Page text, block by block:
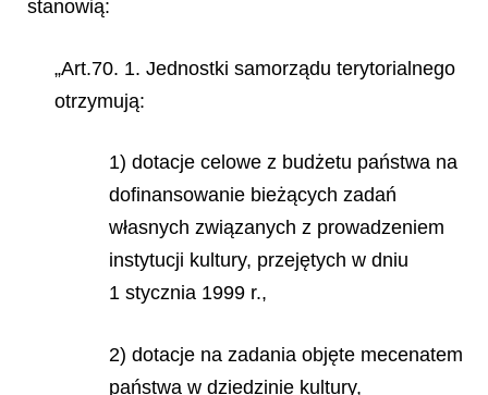
stanowią:
„Art.70. 1. Jednostki samorządu terytorialnego
otrzymują:
1) dotacje celowe z budżetu państwa na
dofinansowanie bieżących zadań
własnych związanych z prowadzeniem
instytucji kultury, przejętych w dniu
1 stycznia 1999 r.,
2) dotacje na zadania objęte mecenatem
państwa w dziedzinie kultury,